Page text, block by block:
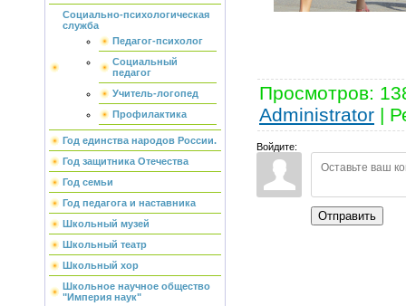
Социально-психологическая
служба
Педагог-психолог
Социальный
педагог
Учитель-логопед
Профилактика
Год единства народов России.
Год защитника Отечества
Год семьи
Год педагога и наставника
Школьный музей
Школьный театр
Школьный хор
Школьное научное общество
"Империя наук"
Просмотров:
Administrator |
Войдите:
Отправить